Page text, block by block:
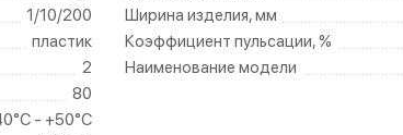
1/10/200
пластик
2
80
- +50°C
Ширина изделия, мм
Коэффициент пульсации, %
Наименование модели